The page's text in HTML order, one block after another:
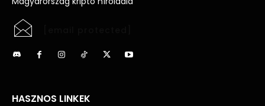
HASZNOS LINKEK